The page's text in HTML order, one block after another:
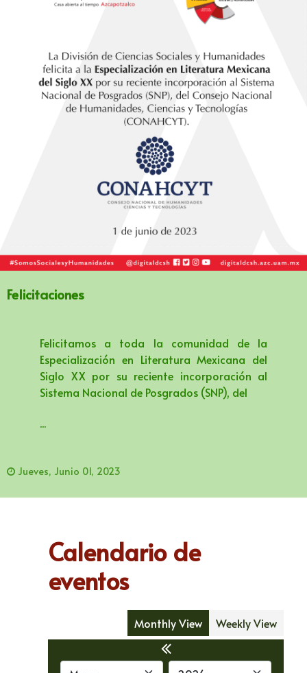
Felicitaciones
Felicitamos a toda la comunidad de la
Especialización en Literatura Mexicana del
Siglo XX por su reciente incorporación al
Sistema Nacional de Posgrados (SNP), del
...
Jueves, Junio 01, 2023
Calendario de
eventos
Monthly View Weekly View